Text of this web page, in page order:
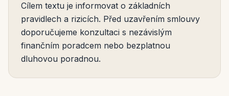
Cílem textu je informovat o základních
pravidlech a rizicích. Před uzavřením smlouvy
doporučujeme konzultaci s nezávislým
finančním poradcem nebo bezplatnou
dluhovou poradnou.